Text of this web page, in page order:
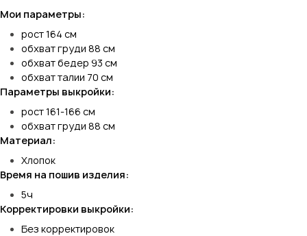
Мои параметры:
рост 164 см
обхват груди 88 см
обхват бедер 93 см
обхват талии 70 см
Параметры выкройки:
рост 161-166 см
обхват груди 88 см
Материал:
Хлопок
Время на пошив изделия:
5ч
Корректировки выкройки:
Без корректировок